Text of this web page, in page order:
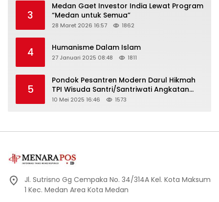
3
Medan Gaet Investor India Lewat Program
“Medan untuk Semua”
28 Maret 2026 16:57 1862
4 Humanisme Dalam Islam
27 Januari 2025 08:48 1811
5
Pondok Pesantren Modern Darul Hikmah
TPI Wisuda Santri/Santriwati Angkatan
XXXIII
10 Mei 2025 16:46 1573
Jl. Sutrisno Gg Cempaka No. 34/314A Kel. Kota Maksum
1 Kec. Medan Area Kota Medan